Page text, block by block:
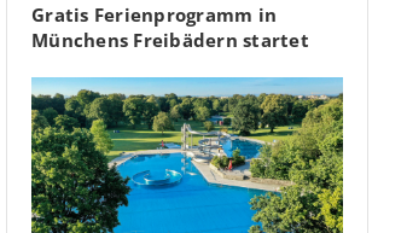
Gratis Ferienprogramm in
Münchens Freibädern startet